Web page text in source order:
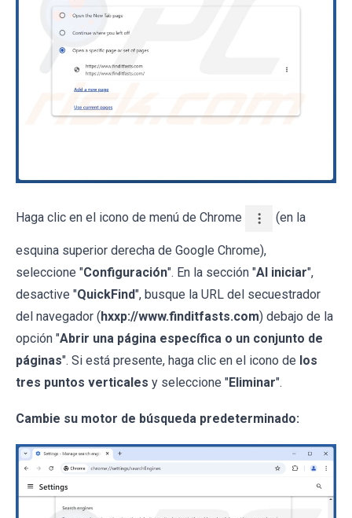
Haga clic en el icono de menú de Chrome (en la
esquina superior derecha de Google Chrome),
seleccione "Configuración". En la sección "Al iniciar",
desactive "QuickFind", busque la URL del secuestrador
del navegador ( hxxp://www.finditfasts.com) debajo de la
opción "Abrir una página específica o un conjunto de
páginas". Si está presente, haga clic en el icono de los
tres puntos verticales y seleccione "Eliminar".
Cambie su motor de búsqueda predeterminado: